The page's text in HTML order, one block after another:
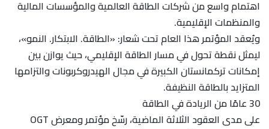
اهتمام واسع من شركات الطاقة العالمية والمؤسسات المالية
والمنظمات الإقليمية.
ويُعقد المؤتمر هذا العام تحت شعار: «الطاقة. الابتكار. النمو»،
ليمثل نقطة تحول في مسار الطاقة الإقليمي، حيث يوازن بين
إمكانات تركمانستان الكبيرة في مجال الهيدروكربونات والتزامها
المتزايد بالطاقة النظيفة.
30 عامًا من الريادة في الطاقة
على مدى العقود الثلاثة الماضية، رسّخ مؤتمر ومعرض OGT